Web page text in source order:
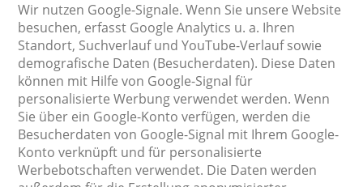
Wir nutzen Google-Signale. Wenn Sie unsere Website
besuchen, erfasst Google Analytics u. a. Ihren
Standort, Suchverlauf und YouTube-Verlauf sowie
demografische Daten (Besucherdaten). Diese Daten
können mit Hilfe von Google-Signal für
personalisierte Werbung verwendet werden. Wenn
Sie über ein Google-Konto verfügen, werden die
Besucherdaten von Google-Signal mit Ihrem Google-
Konto verknüpft und für personalisierte
Werbebotschaften verwendet. Die Daten werden